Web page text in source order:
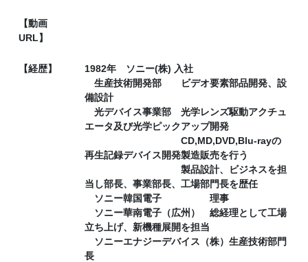
【動画
URL】
【経歴】
1982年 ソニー(株) 入社
生産技術開発部 ビデオ要素部品開発、設
備設計
光デバイス事業部 光学レンズ駆動アクチュ
エータ及び光学ピックアップ開発
CD,MD,DVD,Blu-rayの
再生記録デバイス開発製造販売を行う
製品設計、ビジネスを担
当し部長、事業部長、工場部門長を歴任
ソニー韓国電子 理事
ソニー華南電子（広州） 総経理として工場
立ち上げ、新機種展開を担当
ソニーエナジーデバイス（株）生産技術部門
長